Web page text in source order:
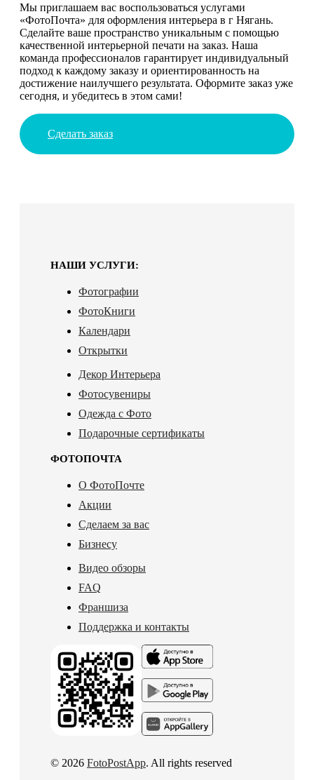
Мы приглашаем вас воспользоваться услугами
«ФотоПочта» для оформления интерьера в г Нягань.
Сделайте ваше пространство уникальным с помощью
качественной интерьерной печати на заказ. Наша
команда профессионалов гарантирует индивидуальный
подход к каждому заказу и ориентированность на
достижение наилучшего результата. Оформите заказ уже
сегодня, и убедитесь в этом сами!
Сделать заказ
НАШИ УСЛУГИ:
Фотографии
ФотоКниги
Календари
Открытки
Декор Интерьера
Фотосувениры
Одежда с Фото
Подарочные сертификаты
ФОТОПОЧТА
О ФотоПочте
Акции
Сделаем за вас
Бизнесу
Видео обзоры
FAQ
Франшиза
Поддержка и контакты
© 2026 FotoPostApp. All rights reserved